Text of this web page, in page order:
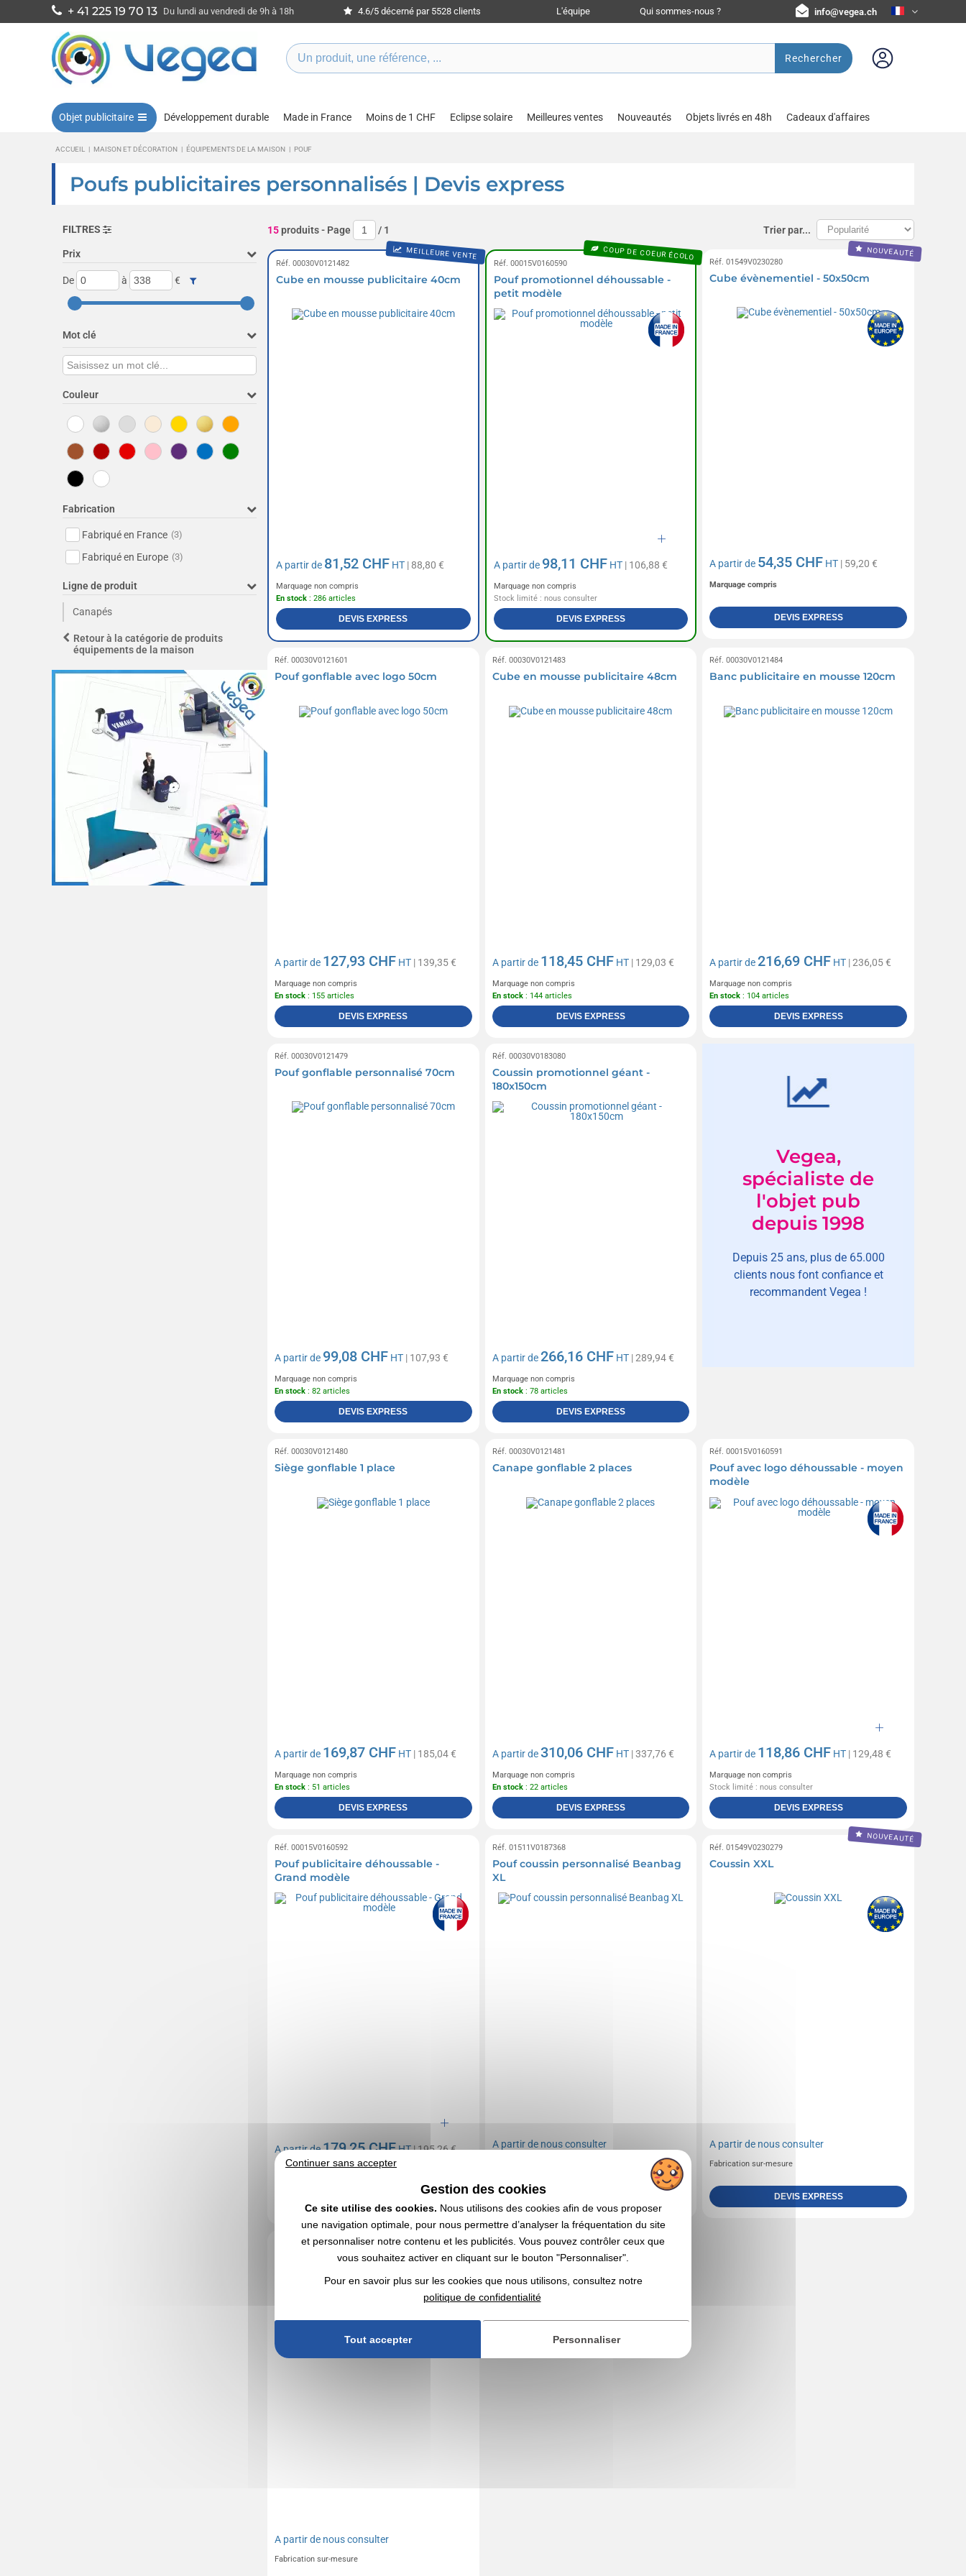
+ 41 225 19 70 13 Du lundi au vendredi de 9h à 18h 4.6/5 décerné par 5528 clients L'équipe Qui sommes-nous ? info@vegea.ch
Rechercher
Objet publicitaire Développement durable Made in France Moins de 1 CHF Eclipse solaire Meilleures ventes Nouveautés Objets livrés en 48h Cadeaux d'affaires
ACCUEIL | MAISON ET DÉCORATION | ÉQUIPEMENTS DE LA MAISON | POUF
Poufs publicitaires personnalisés | Devis express
FILTRES
Prix
De à €
Mot clé
Couleur
Fabrication
Fabriqué en France (3)
Fabriqué en Europe (3)
Ligne de produit
Canapés
Retour à la catégorie de produits
équipements de la maison
15produits- Page / 1 Trier par...
MEILLEURE VENTE
Réf. 00030V0121482
Cube en mousse publicitaire 40cm
A partir de 81,52 CHF HT | 88,80 €
Marquage non compris
En stock : 286 articles
DEVIS EXPRESS
COUP DE COEUR ÉCOLO
Réf. 00015V0160590
Pouf promotionnel déhoussable -
petit modèle
A partir de 98,11 CHF HT| 106,88 €
Marquage non compris
Stock limité : nous consulter
DEVIS EXPRESS
NOUVEAUTÉ
Réf. 01549V0230280
Cube évènementiel - 50x50cm
A partir de 54,35 CHF HT | 59,20 €
Marquage compris
DEVIS EXPRESS
Réf. 00030V0121601
Pouf gonflable avec logo 50cm
A partir de 127,93 CHF HT | 139,35 €
Marquage non compris
En stock : 155 articles
DEVIS EXPRESS
Réf. 00030V0121483
Cube en mousse publicitaire 48cm
A partir de 118,45 CHF HT| 129,03 €
Marquage non compris
En stock: 144 articles
DEVIS EXPRESS
Réf. 00030V0121484
Banc publicitaire en mousse 120cm
A partir de216,69 CHF HT | 236,05 €
Marquage non compris
En stock : 104 articles
DEVIS EXPRESS
Réf. 00030V0121479
Pouf gonflable personnalisé 70cm
A partir de 99,08 CHF HT | 107,93 €
Marquage non compris
En stock : 82 articles
DEVIS EXPRESS
Réf. 00030V0183080
Coussin promotionnel géant -
180x150cm
A partir de266,16 CHF HT| 289,94 €
Marquage non compris
En stock: 78 articles
DEVIS EXPRESS
Vegea,
spécialiste de
l'objet pub
depuis 1998
Depuis 25 ans, plus de 65.000
clients nous font confiance et
recommandent Vegea !
Réf. 00030V0121480
Siège gonflable 1 place
A partir de 169,87 CHF HT | 185,04 €
Marquage non compris
En stock : 51 articles
DEVIS EXPRESS
Réf. 00030V0121481
Canape gonflable 2 places
A partir de310,06 CHF HT| 337,76 €
Marquage non compris
En stock: 22 articles
DEVIS EXPRESS
Réf. 00015V0160591
Pouf avec logo déhoussable - moyen
modèle
A partir de 118,86 CHF HT | 129,48 €
Marquage non compris
Stock limité : nous consulter
DEVIS EXPRESS
Réf. 00015V0160592
Pouf publicitaire déhoussable -
Grand modèle
A partir de179,25 CHFHT| 195,26 €
Marquage non compris
DEVIS EXPRESS
Réf. 01511V0187368
Pouf coussin personnalisé Beanbag
XL
A partir de nous consulter
NOUVEAUTÉ
Réf. 01549V0230279
Coussin XXL
A partir de nous consulter
Fabrication sur-mesure
DEVIS EXPRESS
Réf. 01511V0187404
Pouf publicitaire fauteuil Ballon de
A partir de nous consulter
Fabrication sur-mesure
Continuer sans accepter
Gestion des cookies
Ce site utilise des cookies. Nous utilisons des cookies afin de vous proposer
une navigation optimale, pour nous permettre d’analyser la fréquentation du site
et personnaliser notre contenu et les publicités. Vous pouvez contrôler ceux que
vous souhaitez activer en cliquant sur le bouton "Personnaliser".
Pour en savoir plus sur les cookies que nous utilisons, consultez notre
politique de confidentialité
Tout accepter Personnaliser